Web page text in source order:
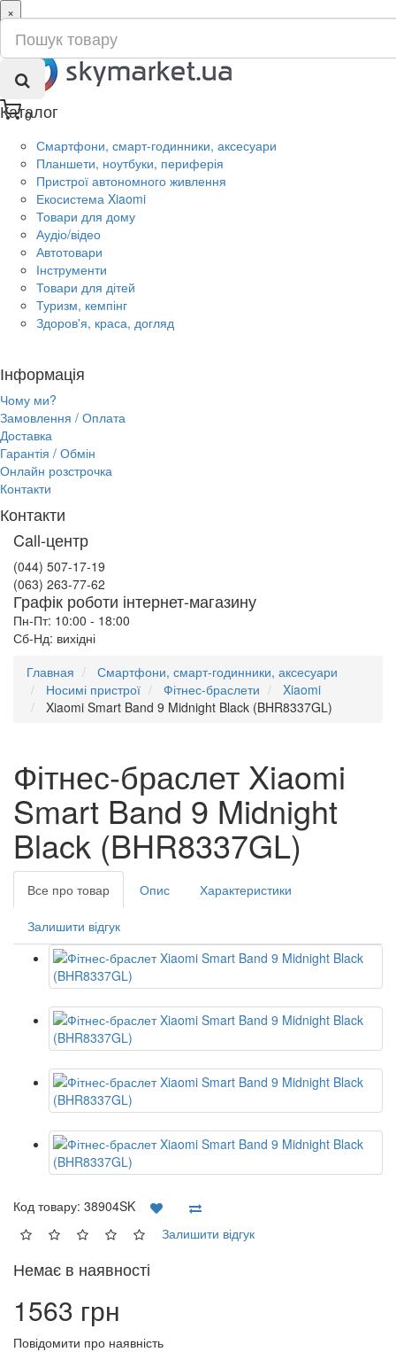
0
×
ru
ua
Каталог
Смартфони, смарт-годинники, аксесуари
Планшети, ноутбуки, периферія
Пристрої автономного живлення
Екосистема Xiaomi
Товари для дому
Аудіо/відео
Автотовари
Інструменти
Товари для дітей
Туризм, кемпінг
Здоров'я, краса, догляд
Інформація
Чому ми?
Замовлення / Оплата
Доставка
Гарантія / Обмін
Онлайн розстрочка
Контакти
Контакти
Call-центр
(044) 507-17-19
(063) 263-77-62
Графік роботи інтернет-магазину
Пн-Пт: 10:00 - 18:00
Сб-Нд: вихідні
Главная
Смартфони, смарт-годинники, аксесуари
Носимі пристрої
Фітнес-браслети
Xiaomi
Xiaomi Smart Band 9 Midnight Black (BHR8337GL)
Фітнес-браслет Xiaomi
Smart Band 9 Midnight
Black (BHR8337GL)
Все про товар Опис Характеристики
Залишити відгук
Код товару: 38904SK
Залишити відгук
Немає в наявності
1563 грн
Повідомити про наявність